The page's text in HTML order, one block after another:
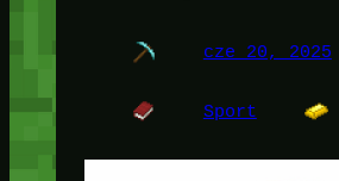
cze 20, 2025
Sport